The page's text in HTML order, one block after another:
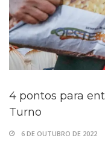
4 pontos para
Turno
6 DE OUTUBRO DE 2022